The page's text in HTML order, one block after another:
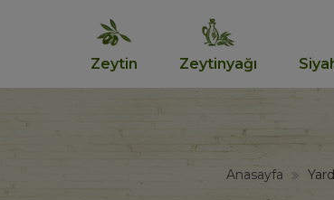
Zeytin Zeytinyağı
Anasayfa